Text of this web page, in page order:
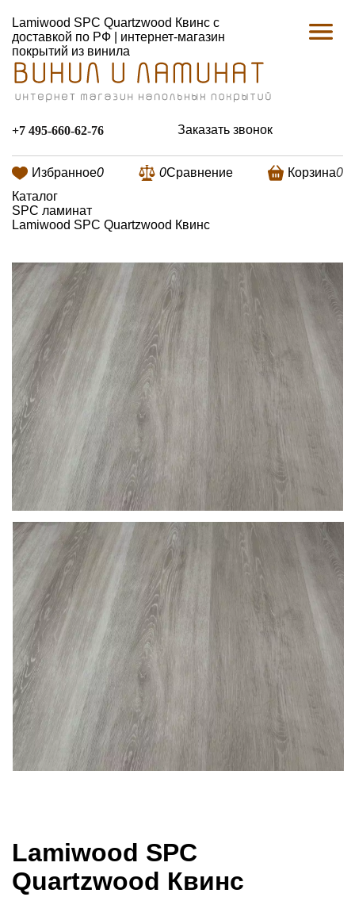
Lamiwood SPC Quartzwood Квинс с
доставкой по РФ | интернет-магазин
покрытий из винила
+7 495-660-62-76 Заказать звонок
Избранное0 0Сравнение Корзина0
Каталог
SPC ламинат
Lamiwood SPC Quartzwood Квинс
Lamiwood SPC
Quartzwood Квинс